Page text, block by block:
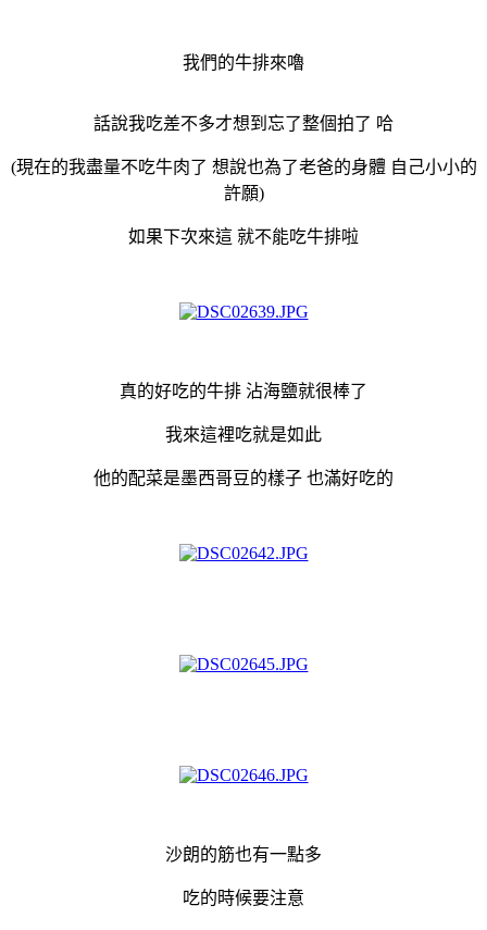
我們的牛排來嚕
話說我吃差不多才想到忘了整個拍了 哈
(現在的我盡量不吃牛肉了 想說也為了老爸的身體 自己小小的
許願)
如果下次來這 就不能吃牛排啦
真的好吃的牛排 沾海鹽就很棒了
我來這裡吃就是如此
他的配菜是墨西哥豆的樣子 也滿好吃的
沙朗的筋也有一點多
吃的時候要注意